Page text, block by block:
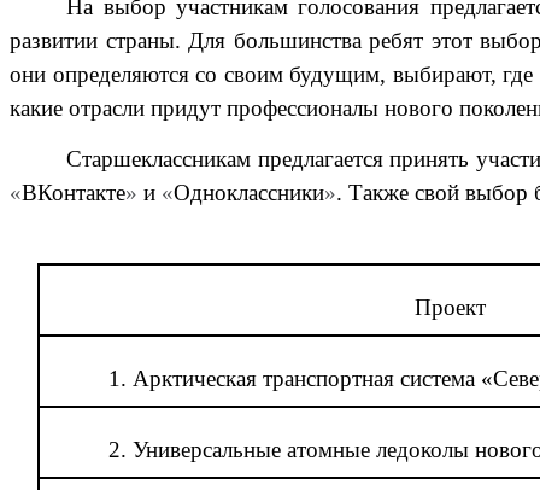
На выбор участникам голосования
развитии страны. Для большинства ребят этот
они определяются со своим будущим, выбирают, где
какие отрасли придут профессионалы нового
Старшеклассникам предлагается принять
«ВКонтакте» и «Одноклассники». Также свой выбор
Проект
1. Арктическая транспортная система
2. Универсальные атомные ледоколы